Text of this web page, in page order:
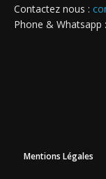
Contactez nous :
Phone & Whatsapp :
Mentions Légales